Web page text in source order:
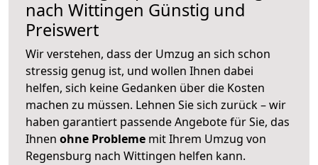
nach Wittingen Günstig und
Preiswert
Wir verstehen, dass der Umzug an sich schon
stressig genug ist, und wollen Ihnen dabei
helfen, sich keine Gedanken über die Kosten
machen zu müssen. Lehnen Sie sich zurück – wir
haben garantiert passende Angebote für Sie, das
Ihnen ohne Probleme mit Ihrem Umzug von
Regensburg nach Wittingen helfen kann.